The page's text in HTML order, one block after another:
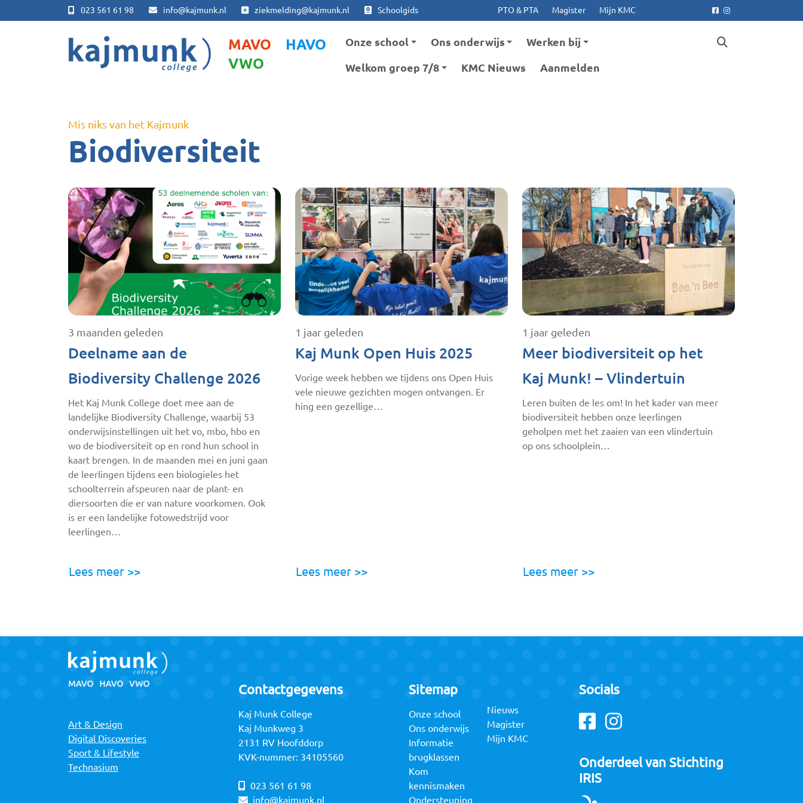
Ga naar hoofdinhoud
Ga naar footer
023 561 61 98 info@kajmunk.nl ziekmelding@kajmunk.nl Schoolgids PTO & PTA Magister Mijn KMC Facebook
Instagram
MAVO
HAVO
VWO
Onze school Ons onderwijs Werken bij
Welkom groep 7/8 KMC Nieuws Aanmelden
Mis niks van het Kajmunk
Biodiversiteit
3 maanden geleden
Deelname aan de
Biodiversity Challenge 2026
Het Kaj Munk College doet mee aan de
landelijke Biodiversity Challenge, waarbij 53
onderwijsinstellingen uit het vo, mbo, hbo en
wo de biodiversiteit op en rond hun school in
kaart brengen. In de maanden mei en juni gaan
de leerlingen tijdens een biologieles het
schoolterrein afspeuren naar de plant- en
diersoorten die er van nature voorkomen. Ook
is er een landelijke fotowedstrijd voor
leerlingen…
Lees meer >>
1 jaar geleden
Kaj Munk Open Huis 2025
Vorige week hebben we tijdens ons Open Huis
vele nieuwe gezichten mogen ontvangen. Er
hing een gezellige…
Lees meer >>
1 jaar geleden
Meer biodiversiteit op het
Kaj Munk! – Vlindertuin
Leren buiten de les om! In het kader van meer
biodiversiteit hebben onze leerlingen
geholpen met het zaaien van een vlindertuin
op ons schoolplein…
Lees meer >>
Art & Design
Digital Discoveries
Sport & Lifestyle
Technasium
Contactgegevens
Kaj Munk College
Kaj Munkweg 3
2131 RV Hoofddorp
KVK-nummer: 34105560
023 561 61 98
info@kajmunk.nl
Sitemap
Onze school
Ons onderwijs
Informatie
brugklassen
Kom
kennismaken
Ondersteuning
Nieuws
Magister
Mijn KMC
Socials
Facebook
Instagram
Onderdeel van Stichting
IRIS